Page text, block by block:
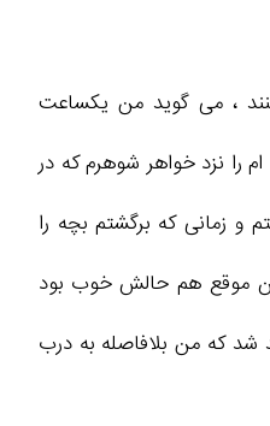
، می گوید من یکساعت
ام را نزد خواهر شوهرم که در
و زمانی که برگشتم بچه را
موقع هم حالش خوب بود
بد شد که من بلافاصله به درب